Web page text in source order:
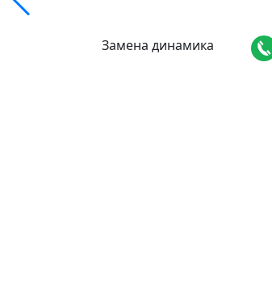
Замена динамика